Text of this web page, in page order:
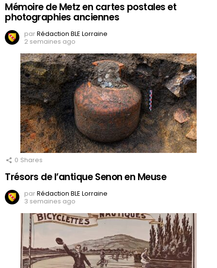
Mémoire de Metz en cartes postales et
photographies anciennes
parRédaction BLE Lorraine
2 semaines ago
0 Shares
Trésors de l’antique Senon en Meuse
parRédaction BLE Lorraine
3 semaines ago